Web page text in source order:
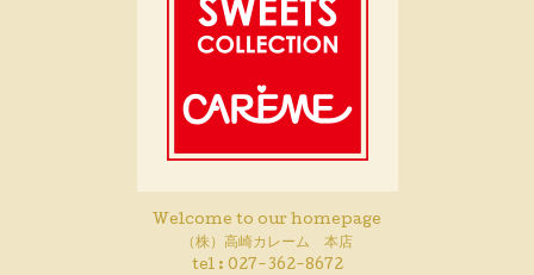
Welcome to our homepage
（株）高崎カレーム 本店
tel : 027-362-8672